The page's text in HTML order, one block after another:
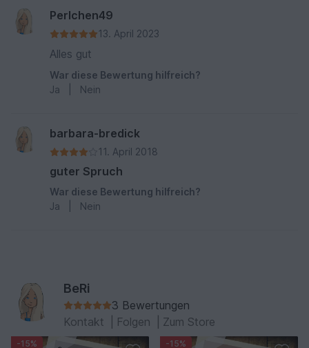
Perlchen49
13. April 2023
Alles gut
War diese Bewertung hilfreich?
Ja
Nein
barbara-bredick
11. April 2018
guter Spruch
War diese Bewertung hilfreich?
Ja
Nein
BeRi
3 Bewertungen
Kontakt
Folgen Zum Store
-15% -15%